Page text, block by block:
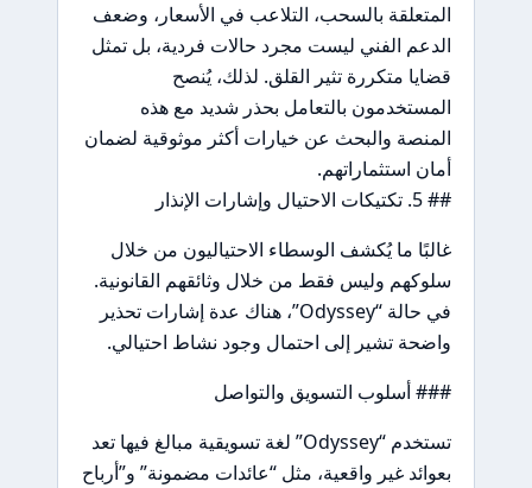
المتعلقة بالسحب، التلاعب في الأسعار، وضعف
الدعم الفني ليست مجرد حالات فردية، بل تمثل
قضايا متكررة تثير القلق. لذلك، يُنصح
المستخدمون بالتعامل بحذر شديد مع هذه
المنصة والبحث عن خيارات أكثر موثوقية لضمان
أمان استثماراتهم.
## 5. تكتيكات الاحتيال وإشارات الإنذار
غالبًا ما يُكشف الوسطاء الاحتياليون من خلال
سلوكهم وليس فقط من خلال وثائقهم القانونية.
في حالة “Odyssey”، هناك عدة إشارات تحذير
واضحة تشير إلى احتمال وجود نشاط احتيالي.
### أسلوب التسويق والتواصل
تستخدم “Odyssey” لغة تسويقية مبالغ فيها تعد
بعوائد غير واقعية، مثل “عائدات مضمونة” و”أرباح